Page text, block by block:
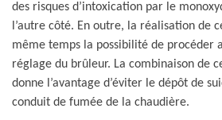
des risques d’intoxication par le
l’autre côté. En outre, la réalisation de
même temps la possibilité de procéder
réglage du brûleur. La combinaison de
donne l’avantage d’éviter le dépôt de
conduit de fumée de la chaudière.